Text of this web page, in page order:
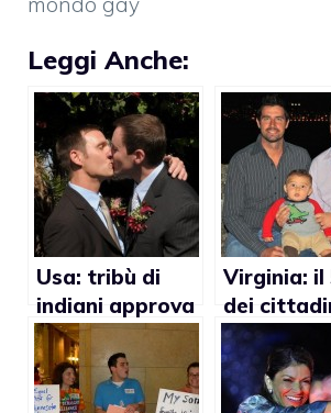
Leggi Anche:
Usa: tribù di
indiani approva
il matrimonio
gay
Virginia: il
dei
favorevole
adozioni